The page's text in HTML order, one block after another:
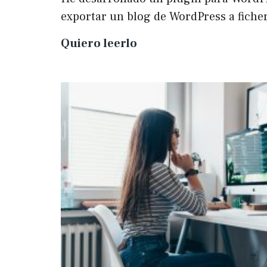
exportar un blog de WordPress a
Quiero leerlo
exportar
WP
a
Markdown